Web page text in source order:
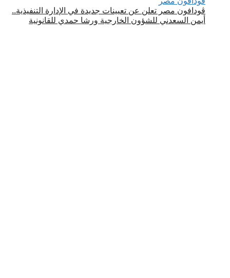
ڤودافون مصر تعلن عن تعيينات جديدة في الإدارة التنفيذية..
أيمن السعدني للشؤون الخارجية ورشا حمدي للقانونية